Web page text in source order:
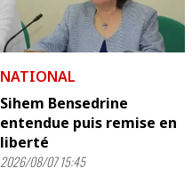
NATIONAL
Sihem Bensedrine
entendue puis remise en
liberté
2026/08/07 15:45